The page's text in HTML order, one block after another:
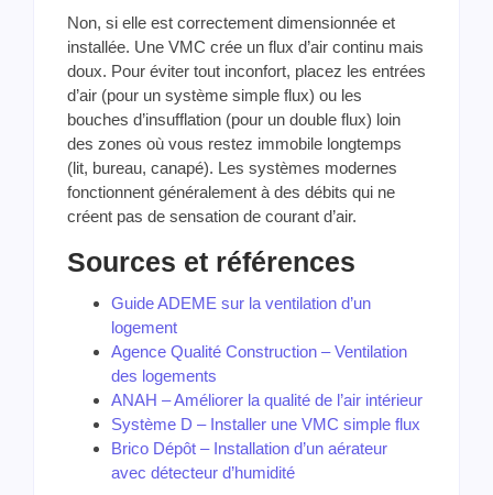
Non, si elle est correctement dimensionnée et
installée. Une VMC crée un flux d’air continu mais
doux. Pour éviter tout inconfort, placez les entrées
d’air (pour un système simple flux) ou les
bouches d’insufflation (pour un double flux) loin
des zones où vous restez immobile longtemps
(lit, bureau, canapé). Les systèmes modernes
fonctionnent généralement à des débits qui ne
créent pas de sensation de courant d’air.
Sources et références
Guide ADEME sur la ventilation d’un
logement
Agence Qualité Construction – Ventilation
des logements
ANAH – Améliorer la qualité de l’air intérieur
Système D – Installer une VMC simple flux
Brico Dépôt – Installation d’un aérateur
avec détecteur d’humidité